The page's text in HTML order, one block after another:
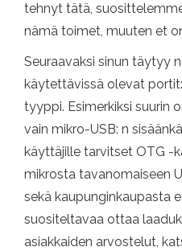
tehnyt tätä,
nämä toimet, muuten et
Seuraavaksi sinun täytyy
käytettävissä olevat
tyyppi. Esimerkiksi suurin
vain mikro-USB: n
käyttäjille tarvitset OTG -
mikrosta tavanomaiseen
sekä kaupunginkaupasta
suositeltavaa ottaa
asiakkaiden arvostelut,